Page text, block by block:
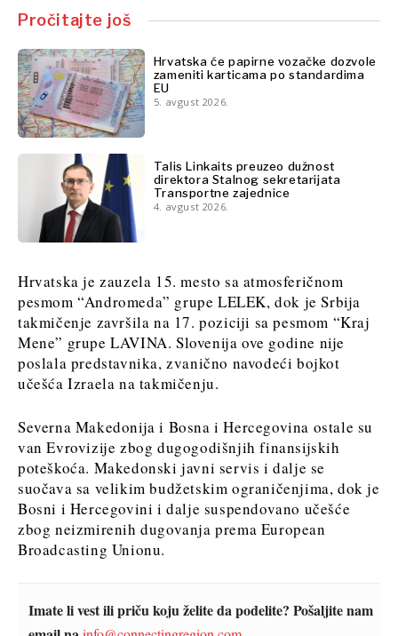
Pročitajte još
Hrvatska će papirne vozačke dozvole
zameniti karticama po standardima
EU
5. avgust 2026.
Talis Linkaits preuzeo dužnost
direktora Stalnog sekretarijata
Transportne zajednice
4. avgust 2026.
Hrvatska je zauzela 15. mesto sa atmosferičnom
pesmom “Andromeda” grupe LELEK, dok je Srbija
takmičenje završila na 17. poziciji sa pesmom “Kraj
Mene” grupe LAVINA. Slovenija ove godine nije
poslala predstavnika, zvanično navodeći bojkot
učešća Izraela na takmičenju.
Severna Makedonija i Bosna i Hercegovina ostale su
van Evrovizije zbog dugogodišnjih finansijskih
poteškoća. Makedonski javni servis i dalje se
suočava sa velikim budžetskim ograničenjima, dok je
Bosni i Hercegovini i dalje suspendovano učešće
zbog neizmirenih dugovanja prema European
Broadcasting Unionu.
Imate li vest ili priču koju želite da podelite? Pošaljite nam